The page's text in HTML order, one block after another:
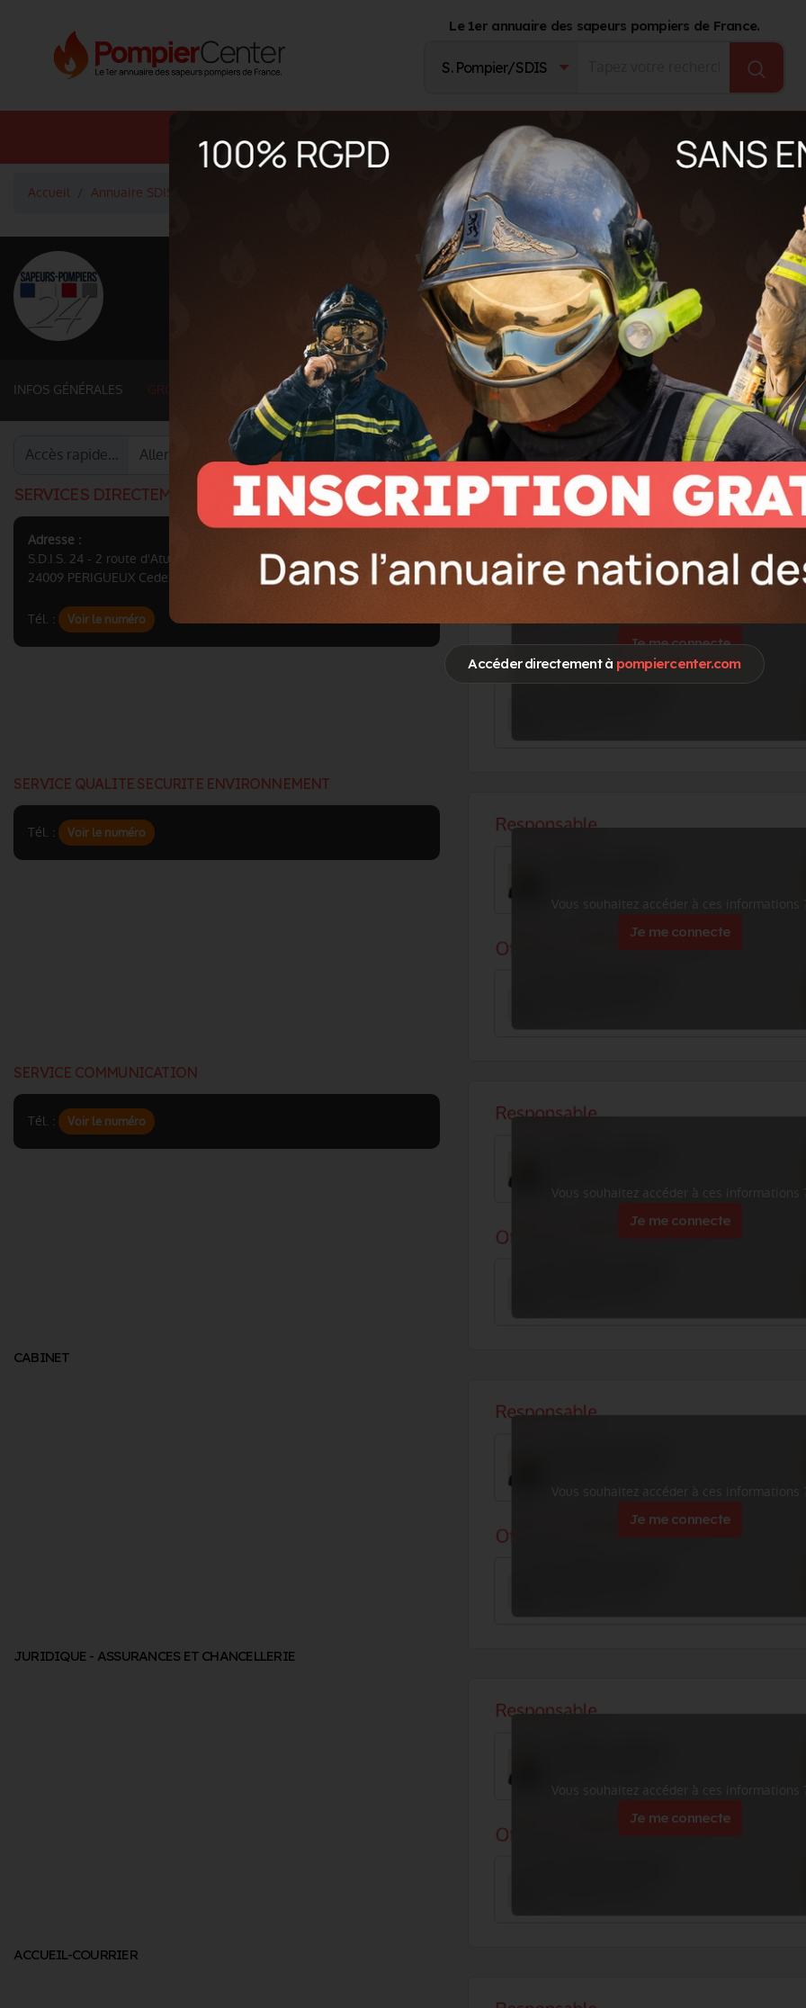
Accéder directement à pompiercenter.com
Le 1er annuaire des sapeurs pompiers de France.
Annuaire SDIS Annuaire Fournisseurs Catalogue Produits Journal
Accueil Annuaire SDIS Groupements et services fonctionnels (24. DORDOGNE)
SDIS Dordogne à Périgueux (24)
DORDOGNE
9 060 km² - 416 350 habitants
INFOS GÉNÉRALES GROUPEMENTS ET SERVICES FONCTIONNELS GROUPEMENTS TERRITORIAUX AUTRES ORGANISMES
Accès rapide…
SERVICES DIRECTEMENT RATTACHÉS A LA DIRECTION
Adresse :
S.D.I.S. 24 - 2 route d'Atur CS 91002
24009 PERIGUEUX Cedex
Tél. : Voir le numéro
Je me connecte
SERVICE QUALITE SECURITE ENVIRONNEMENT
Tél. : Voir le numéro
Vous souhaitez accéder à ces informations
Je me connecte
SERVICE COMMUNICATION
Tél. : Voir le numéro
Vous souhaitez accéder à ces informations
Je me connecte
CABINET
Vous souhaitez accéder à ces informations
Je me connecte
JURIDIQUE - ASSURANCES ET CHANCELLERIE
Vous souhaitez accéder à ces informations
Je me connecte
ACCUEIL-COURRIER